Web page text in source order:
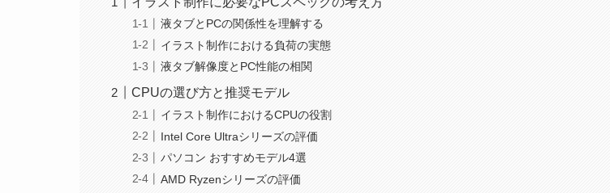
液タブとPCの関係性を理解する
イラスト制作における負荷の実態
液タブ解像度とPC性能の相関
CPUの選び方と推奨モデル
イラスト制作におけるCPUの役割
Intel Core Ultraシリーズの評価
パソコン おすすめモデル4選
AMD Ryzenシリーズの評価